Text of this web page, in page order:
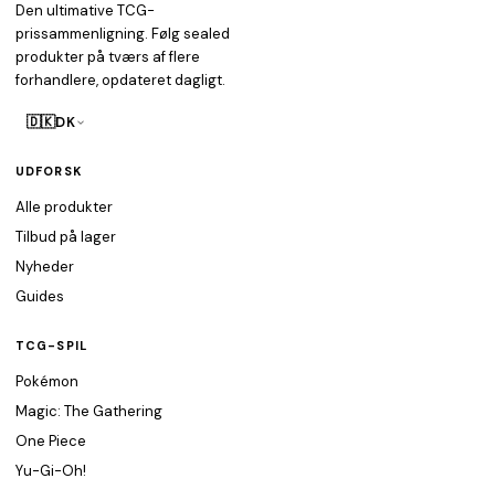
Den ultimative TCG-
prissammenligning. Følg sealed
produkter på tværs af flere
forhandlere, opdateret dagligt.
🇩🇰DK
UDFORSK
Alle produkter
Tilbud på lager
Nyheder
Guides
TCG-SPIL
Pokémon
Magic: The Gathering
One Piece
Yu-Gi-Oh!